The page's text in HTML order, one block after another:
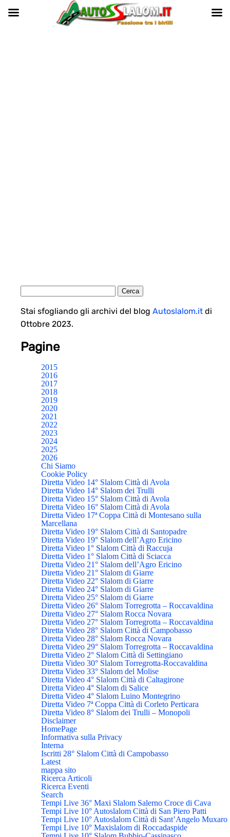
Stai sfogliando gli archivi del blog Autoslalom.it di
Ottobre 2023.
Pagine
2015
2016
2017
2018
2019
2020
2021
2022
2023
2024
2025
2026
Chi Siamo
Cookie Policy
Diretta Video 14° Slalom Città di Avola
Diretta Video 14° Slalom dei Trulli
Diretta Video 15° Slalom Città di Avola
Diretta Video 16° Slalom Città di Avola
Diretta Video 17ª Coppa Città di Montesano sulla
Marcellana
Diretta Video 19° Slalom Città di Santopadre
Diretta Video 19° Slalom dell’Agro Ericino
Diretta Video 1° Slalom Città di Raccuja
Diretta Video 1° Slalom Città di Sciacca
Diretta Video 21° Slalom dell’Agro Ericino
Diretta Video 21° Slalom di Giarre
Diretta Video 22° Slalom di Giarre
Diretta Video 24° Slalom di Giarre
Diretta Video 25° Slalom di Giarre
Diretta Video 26° Slalom Torregrotta – Roccavaldina
Diretta Video 27° Slalom Rocca Novara
Diretta Video 27° Slalom Torregrotta – Roccavaldina
Diretta Video 28° Slalom Città di Campobasso
Diretta Video 28° Slalom Rocca Novara
Diretta Video 29° Slalom Torregrotta – Roccavaldina
Diretta Video 2° Slalom Città di Settingiano
Diretta Video 30° Slalom Torregrotta-Roccavaldina
Diretta Video 33° Slalom del Molise
Diretta Video 4° Slalom Città di Caltagirone
Diretta Video 4° Slalom di Salice
Diretta Video 4° Slalom Luino Montegrino
Diretta Video 7ª Coppa Città di Corleto Perticara
Diretta Video 8° Slalom dei Trulli – Monopoli
Disclaimer
HomePage
Informativa sulla Privacy
Interna
Iscritti 28° Slalom Città di Campobasso
Latest
mappa sito
Ricerca Articoli
Ricerca Eventi
Search
Tempi Live 36° Maxi Slalom Salerno Croce di Cava
Tempi Live 10° Autoslalom Città di San Piero Patti
Tempi Live 10° Autoslalom Città di Sant’Angelo Muxaro
Tempi Live 10° Maxislalom di Roccadaspide